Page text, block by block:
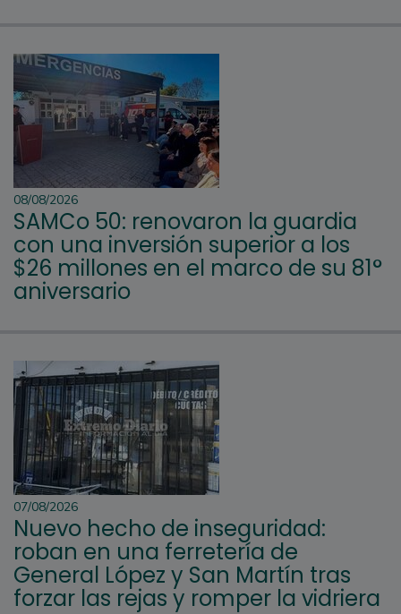
08/08/2026
SAMCo 50: renovaron la guardia
con una inversión superior a los
$26 millones en el marco de su 81°
aniversario
07/08/2026
Nuevo hecho de inseguridad:
roban en una ferretería de
General López y San Martín tras
forzar las rejas y romper la vidriera